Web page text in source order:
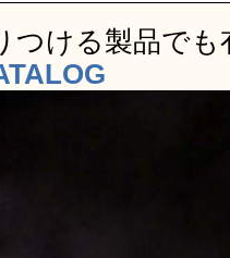
つける製品でも